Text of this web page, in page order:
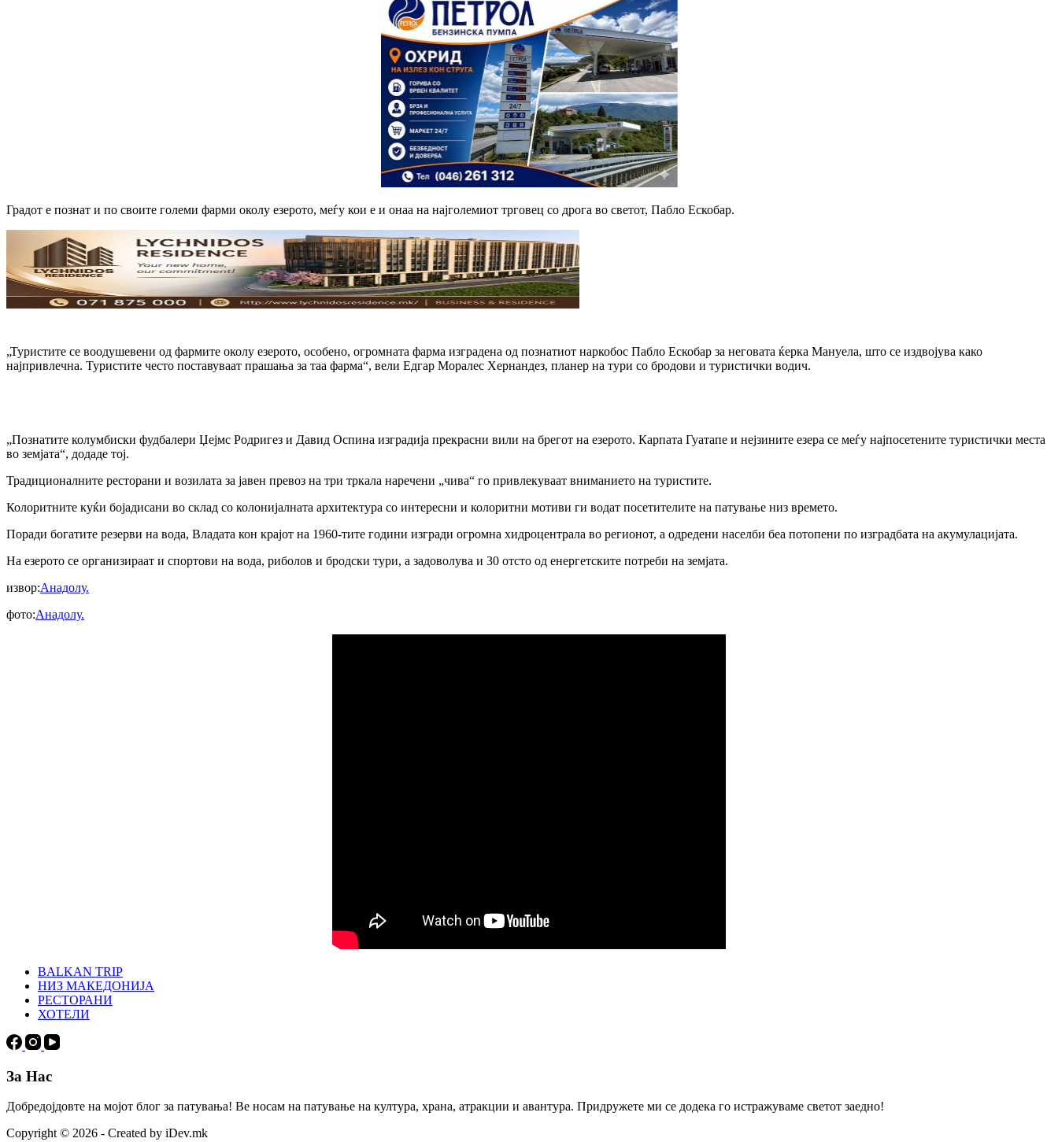
Градот е познат и по своите големи фарми околу езерото, меѓу кои е и онаа на најголемиот трговец со дрога во светот, Пабло Ескобар.
„Туристите се воодушевени од фармите околу езерото, особено, огромната фарма изградена од познатиот наркобос Пабло Ескобар за неговата ќерка Мануела, што се издвојува како
најпривлечна. Туристите често поставуваат прашања за таа фарма“, вели Едгар Моралес Хернандез, планер на тури со бродови и туристички водич.
„Познатите колумбиски фудбалери Џејмс Родригез и Давид Оспина изградија прекрасни вили на брегот на езерото. Карпата Гуатапе и нејзините езера се меѓу најпосетените туристички места
во земјата“, додаде тој.
Традиционалните ресторани и возилата за јавен превоз на три тркала наречени „чива“ го привлекуваат вниманието на туристите.
Колоритните куќи бојадисани во склад со колонијалната архитектура со интересни и колоритни мотиви ги водат посетителите на патување низ времето.
Поради богатите резерви на вода, Владата кон крајот на 1960-тите години изгради огромна хидроцентрала во регионот, а одредени населби беа потопени по изградбата на акумулацијата.​​​​​​​
На езерото се организираат и спортови на вода, риболов и бродски тури, а задоволува и 30 отсто од енергетските потреби на земјата.
извор:Анадолу.
фото:Анадолу.
BALKAN TRIP
НИЗ МАКЕДОНИЈА
РЕСТОРАНИ
ХОТЕЛИ
За Нас
Добредојдовте на мојот блог за патувања! Ве носам на патување на култура, храна, атракции и авантура. Придружете ми се додека го истражуваме светот заедно!
Copyright © 2026 - Created by iDev.mk